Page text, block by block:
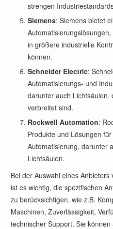
strengen
Siemens: Siemens bietet
in größere industrielle
können.
Schneider Electric:
Automatisierungs- und
darunter auch Lichtsäulen,
verbreitet sind.
Rockwell Automation:
Produkte und Lösungen
Automatisierung, darunter
Lichtsäulen.
Bei der Auswahl eines
ist es wichtig, die spezifischen
zu berücksichtigen, wie z.B.
Maschinen, Zuverlässigkeit,
technischer Support. Sie